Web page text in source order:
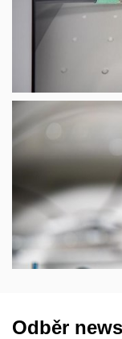
Odběr